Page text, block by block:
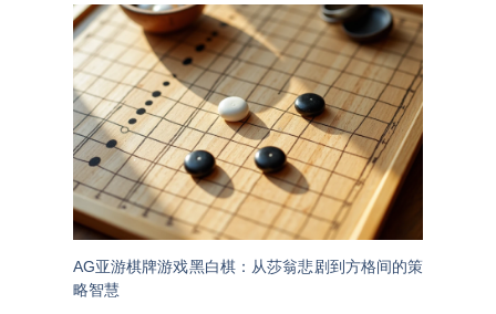
AG亚游棋牌游戏黑白棋：从莎翁悲剧到方格间的策
略智慧